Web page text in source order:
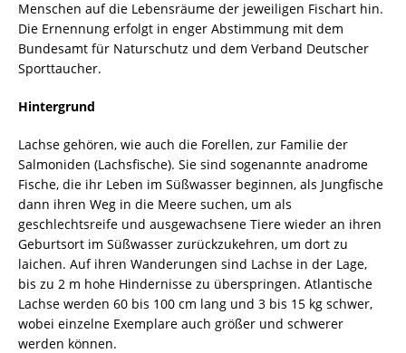
Menschen auf die Lebensräume der jeweiligen Fischart hin.
Die Ernennung erfolgt in enger Abstimmung mit dem
Bundesamt für Naturschutz und dem Verband Deutscher
Sporttaucher.
Hintergrund
Lachse gehören, wie auch die Forellen, zur Familie der
Salmoniden (Lachsfische). Sie sind sogenannte anadrome
Fische, die ihr Leben im Süßwasser beginnen, als Jungfische
dann ihren Weg in die Meere suchen, um als
geschlechtsreife und ausgewachsene Tiere wieder an ihren
Geburtsort im Süßwasser zurückzukehren, um dort zu
laichen. Auf ihren Wanderungen sind Lachse in der Lage,
bis zu 2 m hohe Hindernisse zu überspringen. Atlantische
Lachse werden 60 bis 100 cm lang und 3 bis 15 kg schwer,
wobei einzelne Exemplare auch größer und schwerer
werden können.